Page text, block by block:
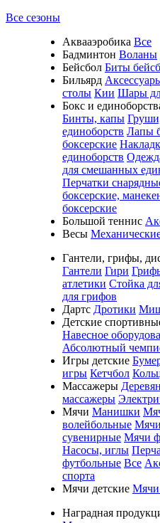
Все сезоны
Аквааэробика Все
Бадминтон Воланы
Бейсбол Биты
Бильярд
столы Кии Шары
Бокс и
Бинты, капы
единоборств Лапы
боксерские
единоборств
для смешанных
Перчатки
боксерские,
боксерские
Большой теннис
Весы
Гантели, грифы,
Гантели Гири
атлетики Стойка
для грифов
Дартс Дротики
Детские
Навесное
Абсолютный
Игры детские
игры Кетчбол
Массажеры
массажеры
Мячи Манишки
волейбольные
сувенирные Мячи
Насосы, иглы
футбольные Все
спорта
Мячи детские Мячи
Наградная